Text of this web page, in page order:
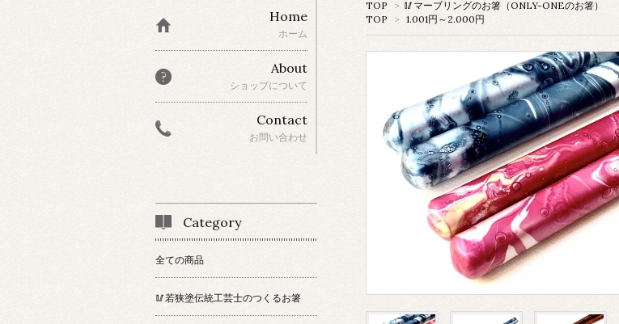
TOP > 🥢マーブリングのお箸（ONLY-ONEのお箸）
TOP
> 1.001円～2.000円
Home
ホーム
About
ショップについて
Contact
お問い合わせ
Category
全ての商品
🥢若狭塗伝統工芸士のつくるお箸